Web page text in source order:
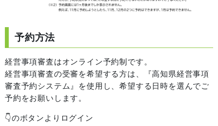
予約方法
経営事項審査はオンライン予約制です。
経営事項審査の受審を希望する方は、『高知県経営事項
審査予約システム』を使用し、希望する日時を選んでご
予約をお願いします。
👇のボタンよりログイン